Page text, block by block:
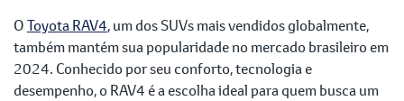
OToyota RAV4, um dos SUVs mais vendidos globalmente,
também mantém sua popularidade no mercado brasileiro em
2024. Conhecido por seu conforto, tecnologia e
desempenho, o RAV4 é a escolha ideal para quem busca um